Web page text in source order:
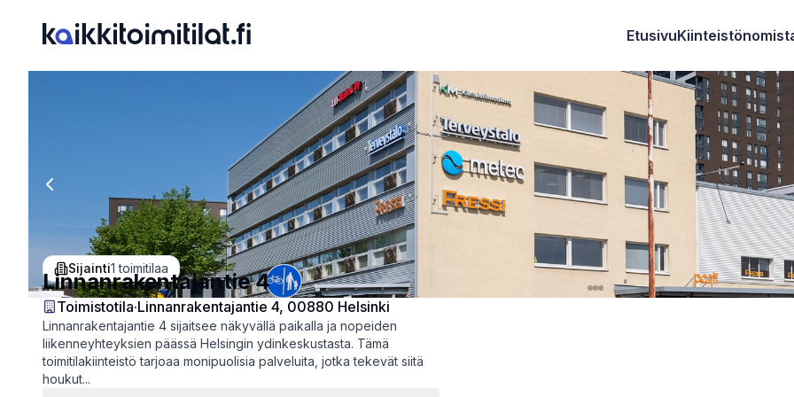
Etusivu
Previous slide
Sijainti1 toimitilaa
Linnanrakentajantie 4
Toimistotila·Linnanrakentajantie 4, 00880 Helsinki
Linnanrakentajantie 4 sijaitsee näkyvällä paikalla ja nopeiden
liikenneyhteyksien päässä Helsingin ydinkeskustasta. Tämä
toimitilakiinteistö tarjoaa monipuolisia palveluita, jotka tekevät siitä
houkut...